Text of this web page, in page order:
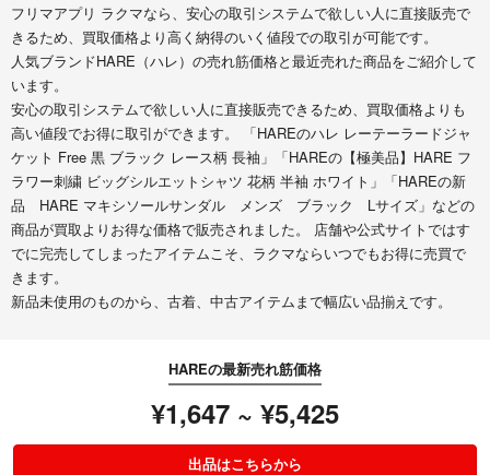
フリマアプリ ラクマなら、安心の取引システムで欲しい人に直接販売で
きるため、買取価格より高く納得のいく値段での取引が可能です。
人気ブランドHARE（ハレ）の売れ筋価格と最近売れた商品をご紹介して
います。
安心の取引システムで欲しい人に直接販売できるため、買取価格よりも
高い値段でお得に取引ができます。 「HAREのハレ レーテーラードジャ
ケット Free 黒 ブラック レース柄 長袖」「HAREの【極美品】HARE フ
ラワー刺繍 ビッグシルエットシャツ 花柄 半袖 ホワイト」「HAREの新
品 HARE マキシソールサンダル メンズ ブラック Lサイズ」などの
商品が買取よりお得な価格で販売されました。 店舗や公式サイトではす
でに完売してしまったアイテムこそ、ラクマならいつでもお得に売買で
きます。
新品未使用のものから、古着、中古アイテムまで幅広い品揃えです。
HAREの最新売れ筋価格
¥1,647 ~ ¥5,425
出品はこちらから